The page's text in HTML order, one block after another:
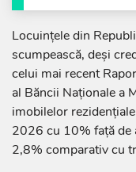
Locuințele din
scumpească, deși
celui mai recent
al Băncii Naționale a
imobilelor
2026 cu 10% față de
2,8% comparativ cu